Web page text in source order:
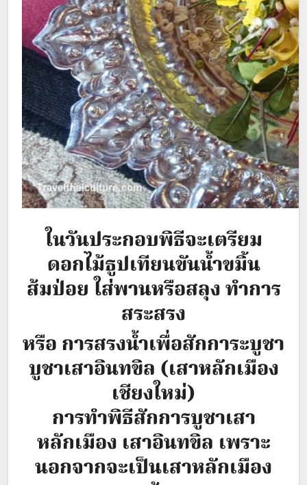
ในวันประกอบพิธีจะเตรียม
ดอกไม้ธูปเทียนขันน้ำขมิ้น
ส้มป่อย ใส่พานหรือสลุง ทำการ
สระสรง
หรือ การสรงน้ำเพื่อสักการะบูชา
บูชาเสาอินทขิล (เสาหลักเมือง
เชียงใหม่)
การทำพิธีสักการบูชาเสา
หลักเมือง เสาอินทขิล เพราะ
นอกจากจะเป็นเสาหลักเมือง